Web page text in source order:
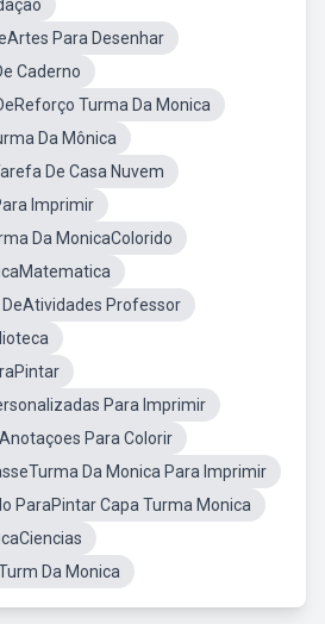
Para Desenhar
Caderno
Turma Da Monica
Da Mônica
De Casa Nuvem
Imprimir
Da MonicaColorido
Professor
Para Imprimir
Para Colorir
Da Monica Para Imprimir
ParaPintar Capa Turma Monica
Da Monica